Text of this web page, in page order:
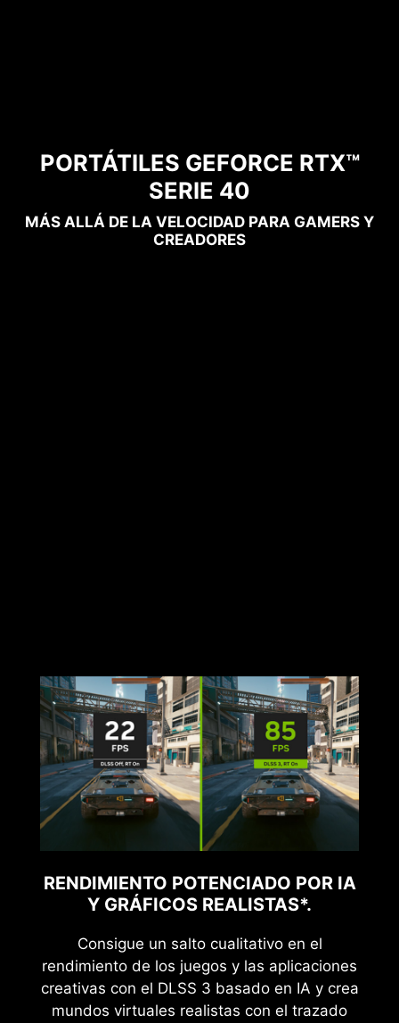
PORTÁTILES GEFORCE RTX™
SERIE 40
MÁS ALLÁ DE LA VELOCIDAD PARA GAMERS Y
CREADORES
RENDIMIENTO POTENCIADO POR IA
Y GRÁFICOS REALISTAS*.
Consigue un salto cualitativo en el
rendimiento de los juegos y las aplicaciones
creativas con el DLSS 3 basado en IA y crea
mundos virtuales realistas con el trazado